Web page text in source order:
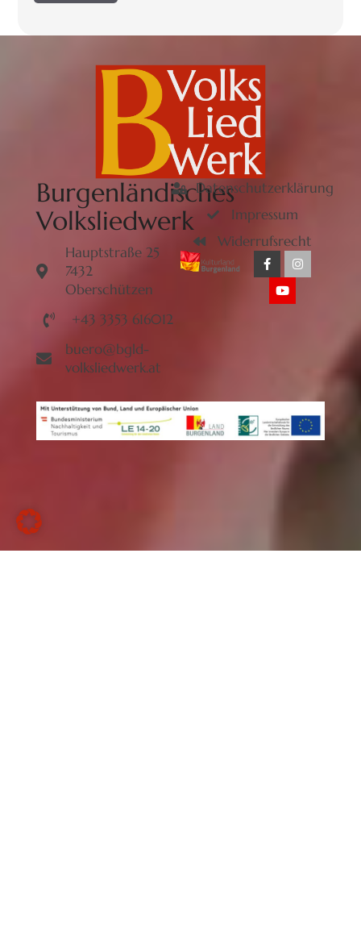
Burgenländisches
Volksliedwerk
Hauptstraße 25
7432
Oberschützen
+43 3353 616012
buero@bgld-
volksliedwerk.at
Datenschutzerklärung
Impressum
Widerrufsrecht